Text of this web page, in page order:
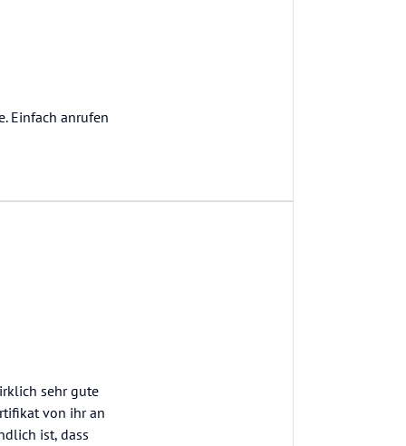
Einfach anrufen
sehr gute
von ihr an
ist, dass